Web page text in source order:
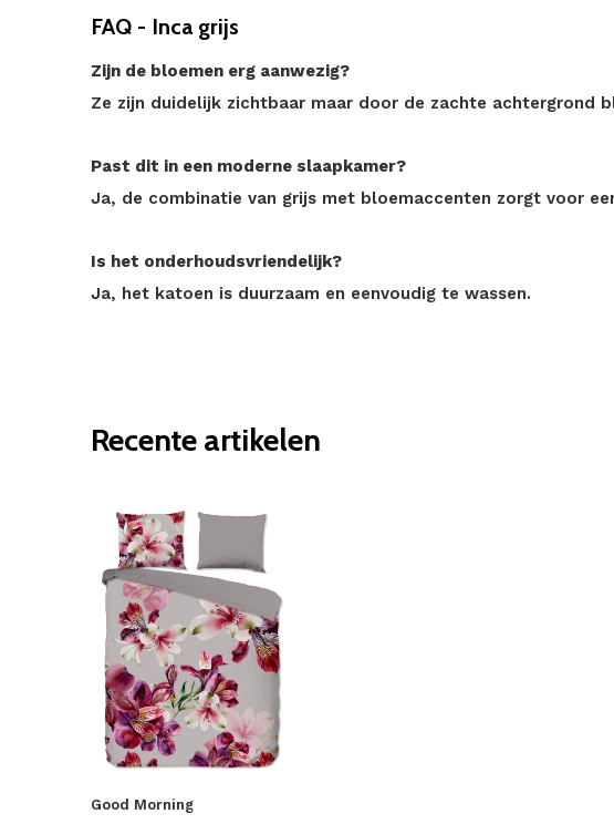
FAQ - Inca grijs
Zijn de bloemen erg aanwezig?
Ze zijn duidelijk zichtbaar maar door de zachte achtergrond
Past dit in een moderne slaapkamer?
Ja, de combinatie van grijs met bloemaccenten zorgt voor
Is het onderhoudsvriendelijk?
Ja, het katoen is duurzaam en eenvoudig te wassen.
Recente artikelen
Good Morning